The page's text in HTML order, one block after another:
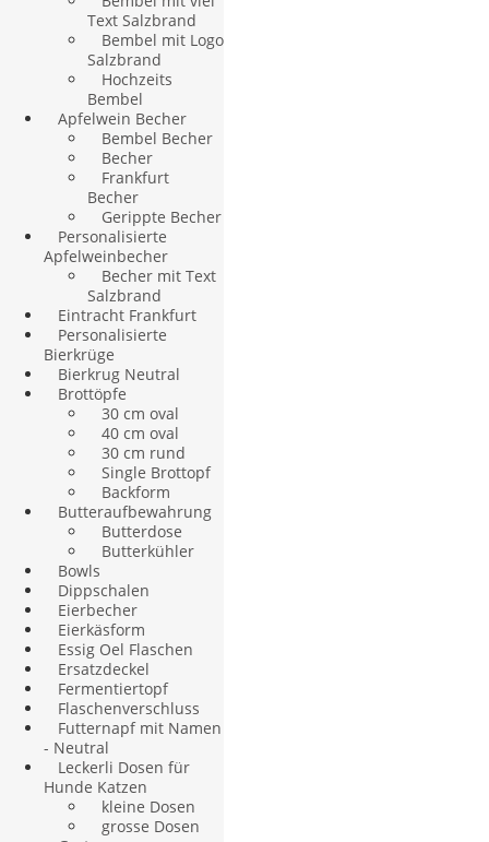
Text Salzbrand
Bembel mit Logo
Salzbrand
Hochzeits
Bembel
Apfelwein Becher
Bembel Becher
Becher
Frankfurt
Becher
Gerippte Becher
Personalisierte
Apfelweinbecher
Becher mit Text
Salzbrand
Eintracht Frankfurt
Personalisierte
Bierkrüge
Bierkrug Neutral
Brottöpfe
30 cm oval
40 cm oval
30 cm rund
Single Brottopf
Backform
Butteraufbewahrung
Butterdose
Butterkühler
Bowls
Dippschalen
Eierbecher
Eierkäsform
Essig Oel Flaschen
Ersatzdeckel
Fermentiertopf
Flaschenverschluss
Futternapf mit Namen
- Neutral
Leckerli Dosen für
Hunde Katzen
kleine Dosen
grosse Dosen